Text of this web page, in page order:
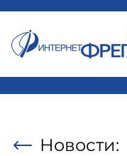
Новости: